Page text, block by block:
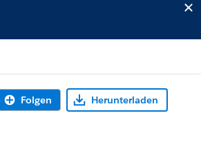
Folgen Herunterladen